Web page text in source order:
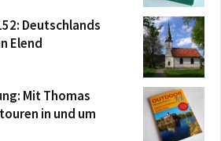
Deutschlands
Elend
Mit Thomas
in und um